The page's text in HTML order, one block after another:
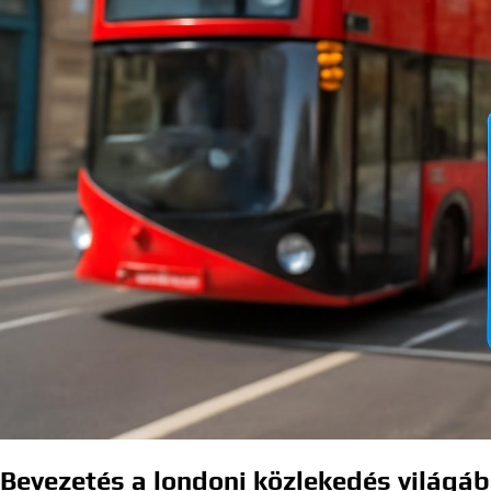
Bevezetés a londoni közlekedés